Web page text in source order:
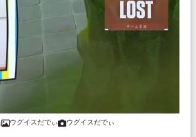
ウグイスだでぃ ウグイスだでぃ